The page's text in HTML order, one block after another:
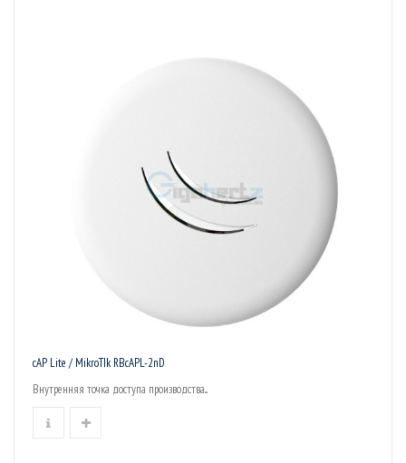
cAP Lite / MikroTIk RBcAPL-2nD
Внутренняя точка доступа производства...